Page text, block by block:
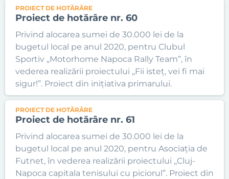
PROIECT DE HOTĂRÂRE
Proiect de hotărâre nr. 60
Privind alocarea sumei de 30.000 lei de la
bugetul local pe anul 2020, pentru Clubul
Sportiv „Motorhome Napoca Rally Team”, în
vederea realizării proiectului ,,Fii isteț, vei fi mai
sigur!”. Proiect din inițiativa primarului.
PROIECT DE HOTĂRÂRE
Proiect de hotărâre nr. 61
Privind alocarea sumei de 30.000 lei de la
bugetul local pe anul 2020, pentru Asociația de
Futnet, în vederea realizării proiectului ,,Cluj-
Napoca capitala tenisului cu piciorul”. Proiect din